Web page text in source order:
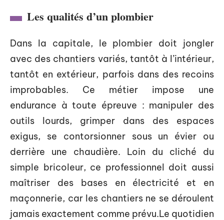
Les qualités d’un plombier
Dans la capitale, le plombier doit jongler
avec des chantiers variés, tantôt à l’intérieur,
tantôt en extérieur, parfois dans des recoins
improbables. Ce métier impose une
endurance à toute épreuve : manipuler des
outils lourds, grimper dans des espaces
exigus, se contorsionner sous un évier ou
derrière une chaudière. Loin du cliché du
simple bricoleur, ce professionnel doit aussi
maîtriser des bases en électricité et en
maçonnerie, car les chantiers ne se déroulent
jamais exactement comme prévu.Le quotidien